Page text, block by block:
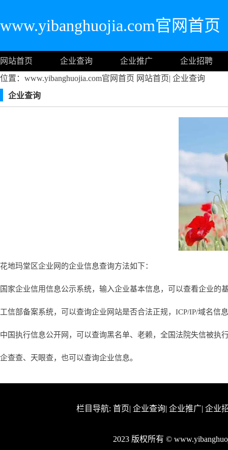
www.yibanghuojia.com官网首页
网站首页 企业查询 企业推广
企业招聘
位置：www.yibanghuojia.com官网首页 网站首页| 企业查询
企业查询
花地玛堂区企业网的企业信息查询方法如下：
国家企业信用信息公示系统，输入企业基本信息，可以查看企业的
工信部备案系统，可以查询企业网站是否合法正规，ICP/IP/域名信
中国执行信息公开网，可以查询黑名单、老赖，全国法院失信被执
企查查、天眼查，也可以查询企业信息。
栏目导航: 首页| 企业查询| 企业推广| 企业
2023 版权所有 ©